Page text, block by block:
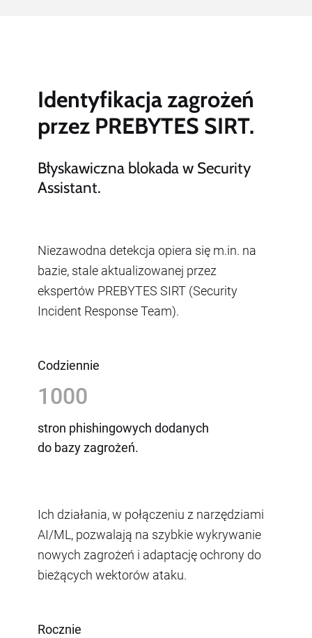
Identyfikacja zagrożeń
przez PREBYTES SIRT.
Błyskawiczna blokada w Security
Assistant.
Niezawodna detekcja opiera się m.in. na
bazie, stale aktualizowanej przez
ekspertów PREBYTES SIRT (Security
Incident Response Team).
Codziennie
1000
stron phishingowych dodanych
do bazy zagrożeń.
Ich działania, w połączeniu z narzędziami
AI/ML, pozwalają na szybkie wykrywanie
nowych zagrożeń i adaptację ochrony do
bieżących wektorów ataku.
Rocznie